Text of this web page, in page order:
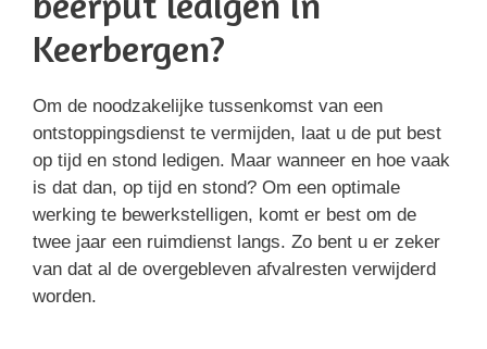
Keerbergen?
Om de noodzakelijke tussenkomst van een
ontstoppingsdienst te vermijden, laat u de put best
op tijd en stond ledigen. Maar wanneer en hoe vaak
is dat dan, op tijd en stond? Om een optimale
werking te bewerkstelligen, komt er best om de
twee jaar een ruimdienst langs. Zo bent u er zeker
van dat al de overgebleven afvalresten verwijderd
worden.